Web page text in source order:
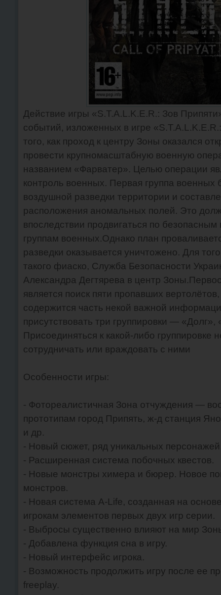
Действие игры «S.T.A.L.K.E.R.: Зов
событий, изложенных в игре
того, как проход к центру Зоны оказался
провести крупномасштабную военную
названием «Фарватер». Целью операции
контроль военных. Первая группа военных
воздушной разведки территории и
расположения аномальных полей. Это
впоследствии продвигаться по
группам военных.Однако план
разведки оказывается уничтожено. Для
такого фиаско, Служба Безопасности
Александра Дегтярева в центр
является поиск пяти пропавших
содержится часть некой важной
присутствовать три группировки —
Присоединяться к какой-либо
сотрудничать или враждовать с ними
Особенности игры:
- Фотореалистичная Зона отчуждения —
прототипам город Припять, ж-д станция
и др.
- Новый сюжет, ряд уникальных
- Расширенная система побочных квестов.
- Новые монстры химера и бюрер. Новое
монстров.
- Новая система A-Life, созданная на
игрокам элементов первых двух игр серии.
- Выбросы существенно влияют на мир
- Добавлена функция сна в игру.
- Новый интерфейс игрока.
- Возможность продолжить игру после ее
freeplay.